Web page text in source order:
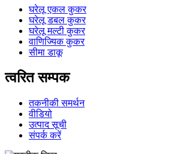
घरेलू एकल कुकर
घरेलू डबल कुकर
घरेलू मल्टी कुकर
वाणिज्यिक कुकर
सीमा डाकू
त्वरित सम्पक
तकनीकी समर्थन
वीडियो
उत्पाद सूची
संपर्क करें